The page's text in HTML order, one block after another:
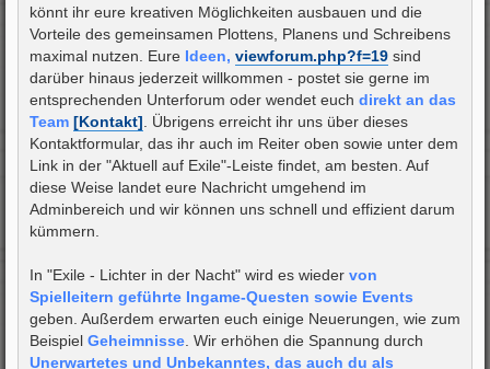
könnt ihr eure kreativen Möglichkeiten ausbauen und die
Vorteile des gemeinsamen Plottens, Planens und Schreibens
maximal nutzen. Eure Ideen, viewforum.php?f=19 sind
darüber hinaus jederzeit willkommen - postet sie gerne im
entsprechenden Unterforum oder wendet euch direkt an das
Team [Kontakt] . Übrigens erreicht ihr uns über dieses
Kontaktformular, das ihr auch im Reiter oben sowie unter dem
Link in der "Aktuell auf Exile"-Leiste findet, am besten. Auf
diese Weise landet eure Nachricht umgehend im
Adminbereich und wir können uns schnell und effizient darum
kümmern.
In "Exile - Lichter in der Nacht" wird es wieder von
Spielleitern geführte Ingame-Questen sowie Events
geben. Außerdem erwarten euch einige Neuerungen, wie zum
Beispiel Geheimnisse . Wir erhöhen die Spannung durch
Unerwartetes und Unbekanntes, das auch du als